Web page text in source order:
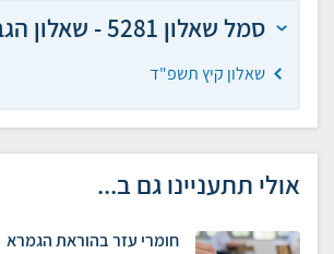
סמל שאלון 5281 - שאלון הגבר
שאלון קיץ תשפ"ד
אולי תתעניינו גם ב...
חומרי עזר בהוראת הגמרא